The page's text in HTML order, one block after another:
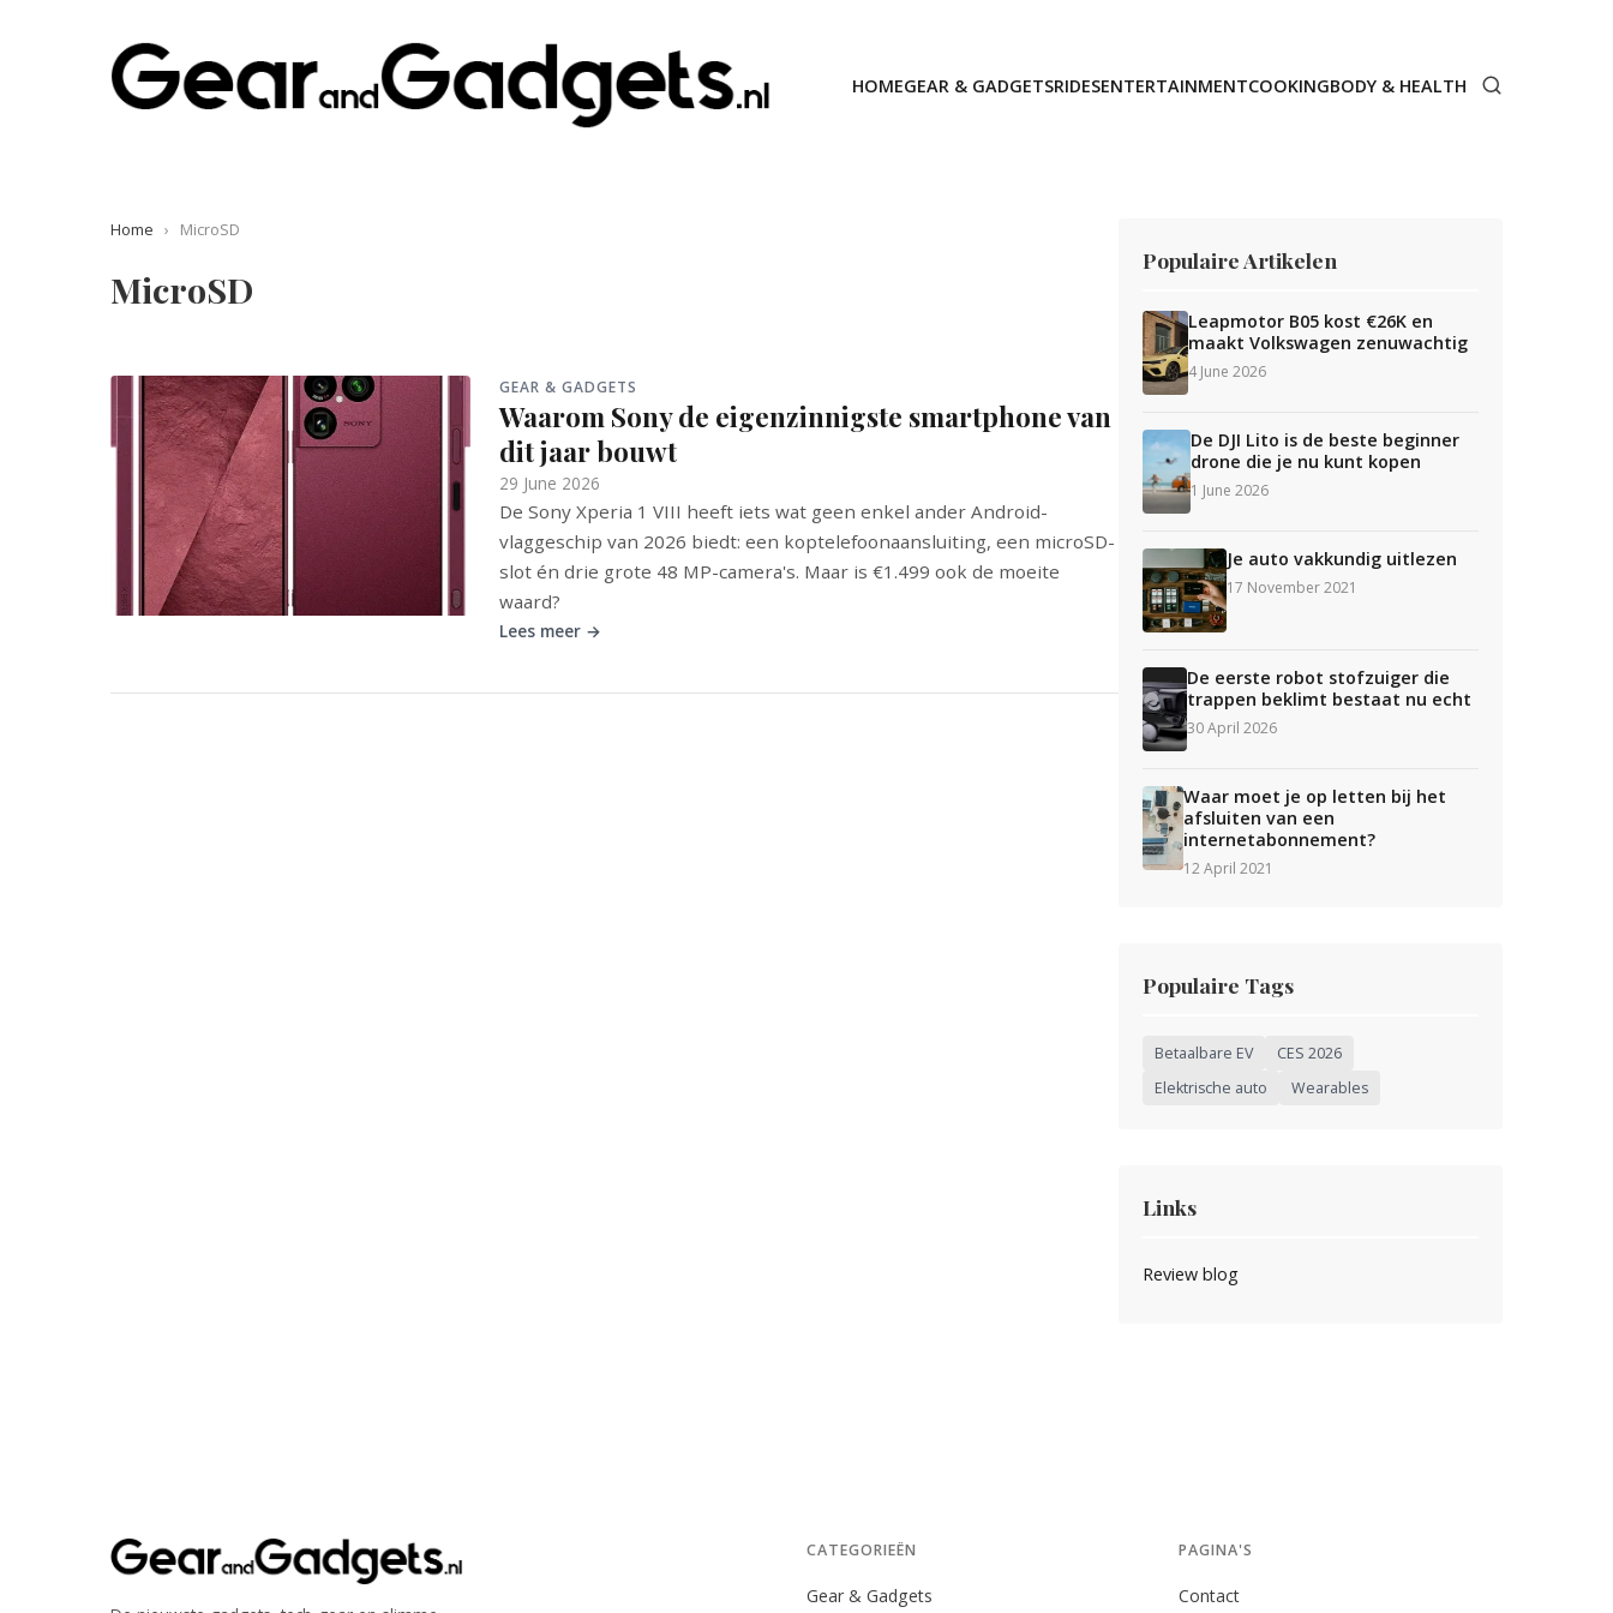
HOMEGEAR & GADGETSRIDESENTERTAINMENTCOOKINGBODY & HEALTH
Home › MicroSD
MicroSD
GEAR & GADGETS
Waarom Sony de eigenzinnigste smartphone van
dit jaar bouwt
29 June 2026
De Sony Xperia 1 VIII heeft iets wat geen enkel ander Android-
vlaggeschip van 2026 biedt: een koptelefoonaansluiting, een microSD-
slot én drie grote 48 MP-camera's. Maar is €1.499 ook de moeite
waard?
Lees meer →
Populaire Artikelen
Leapmotor B05 kost €26K en
maakt Volkswagen zenuwachtig
4 June 2026
De DJI Lito is de beste beginner
drone die je nu kunt kopen
1 June 2026
Je auto vakkundig uitlezen
17 November 2021
De eerste robot stofzuiger die
trappen beklimt bestaat nu echt
30 April 2026
Waar moet je op letten bij het
afsluiten van een
internetabonnement?
12 April 2021
Populaire Tags
Betaalbare EV
CES 2026
Elektrische auto
Wearables
Links
Review blog
CATEGORIEËN
Gear & Gadgets
PAGINA'S
Contact